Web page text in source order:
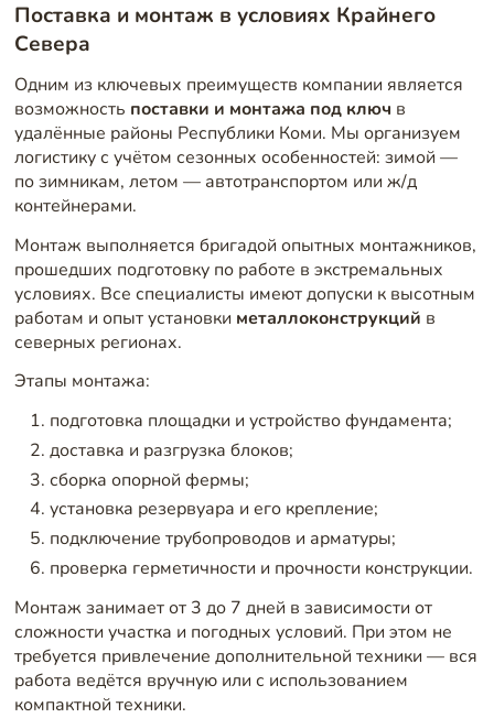
Поставка и монтаж в условиях Крайнего
Севера
Одним из ключевых преимуществ компании является
возможность поставки и монтажа под ключ в
удалённые районы Республики Коми. Мы организуем
логистику с учётом сезонных особенностей: зимой —
по зимникам, летом — автотранспортом или ж/д
контейнерами.
Монтаж выполняется бригадой опытных монтажников,
прошедших подготовку по работе в экстремальных
условиях. Все специалисты имеют допуски к высотным
работам и опыт установки металлоконструкций в
северных регионах.
Этапы монтажа:
подготовка площадки и устройство фундамента;
доставка и разгрузка блоков;
сборка опорной фермы;
установка резервуара и его крепление;
подключение трубопроводов и арматуры;
проверка герметичности и прочности конструкции.
Монтаж занимает от 3 до 7 дней в зависимости от
сложности участка и погодных условий. При этом не
требуется привлечение дополнительной техники — вся
работа ведётся вручную или с использованием
компактной техники.